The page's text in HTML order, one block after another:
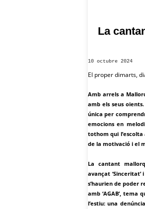
La
10 octubre 2024
El proper dimarts,
Amb arrels a
amb els seus
única per
emocions en
tothom qui
de la motivació i el
La cantant
avançat
s’haurien de poder
amb ‘AGAB’, tema
l’estiu: una